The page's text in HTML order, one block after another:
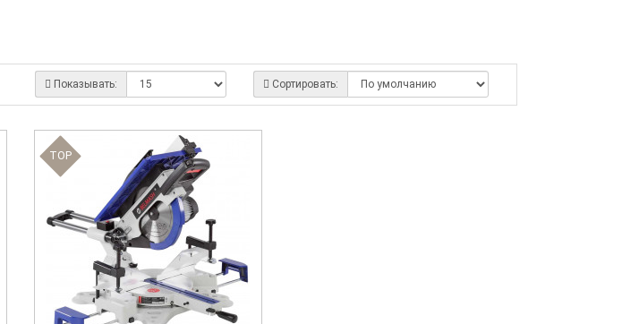
Сортировать:
Показывать:
TOP